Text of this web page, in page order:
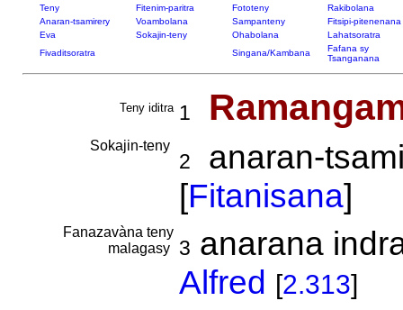
Teny Fitenim-paritra Fototeny
Rakibolana
Anaran-tsamirery
Voambolana Sampanteny
Fitsipi-pitenenana
Eva
Sokajin-teny Ohabolana
Lahatsoratra
Fivaditsoratra
Singana/Kambana
Fafana sy
Tsanganana
Teny iditra 1
Sokajin-teny
2
anaran-
[Fitanisana]
Fanazavàna teny
malagasy
3 anarana
Alfred [2.313]